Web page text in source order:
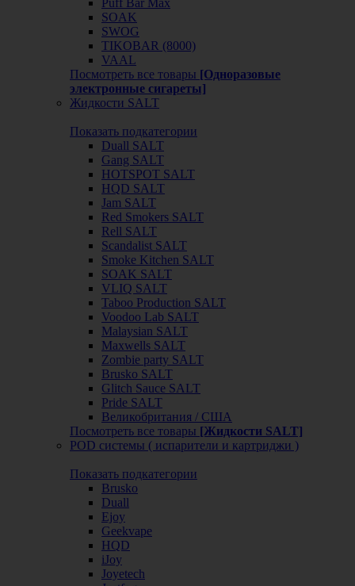
SOAK
SWOG
TIKOBAR (8000)
VAAL
Посмотреть все товары [Одноразовые
электронные сигареты]
Жидкости SALT
Показать подкатегории
Duall SALT
Gang SALT
HOTSPOT SALT
HQD SALT
Jam SALT
Red Smokers SALT
Rell SALT
Scandalist SALT
Smoke Kitchen SALT
SOAK SALT
VLIQ SALT
Taboo Production SALT
Voodoo Lab SALT
Malaysian SALT
Maxwells SALT
Zombie party SALT
Brusko SALT
Glitch Sauce SALT
Pride SALT
Великобритания / США
Посмотреть все товары [Жидкости SALT]
POD системы ( испарители и картриджи )
Показать подкатегории
Brusko
Duall
Ejoy
Geekvape
HQD
iJoy
Joyetech